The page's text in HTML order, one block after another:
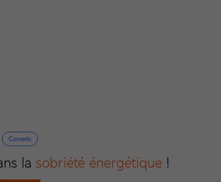
Conseils
la sobriété énergétique !